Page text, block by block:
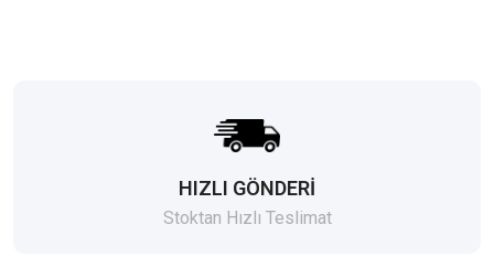
HIZLI GÖNDERİ
Stoktan Hızlı Teslimat